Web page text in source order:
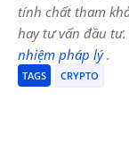
tính chất tham
hay tư vấn đầu
nhiệm pháp lý.
TAGS CRYPTO